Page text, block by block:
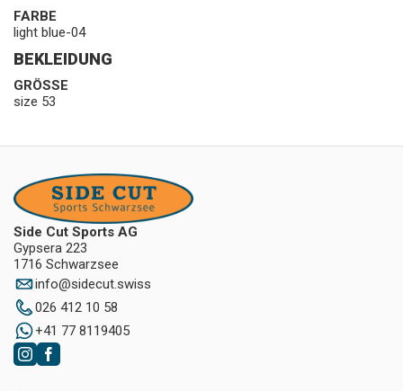
FARBE
light blue-04
BEKLEIDUNG
GRÖSSE
size 53
Side Cut Sports AG
Gypsera 223
1716 Schwarzsee
info@sidecut.swiss
026 412 10 58
+41 77 8119405